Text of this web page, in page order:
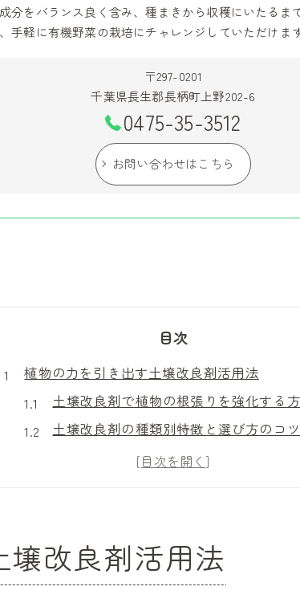
分をバランス良く含み、種まきから収穫にいたる
手軽に有機野菜の栽培にチャレンジしていただけます
〒297-0201
千葉県長生郡長柄町上野202-6
0475-35-3512
お問い合わせはこちら
目次
植物の力を引き出す土壌改良剤活用法
土壌改良剤で植物の根張りを強化する
土壌改良剤の種類別特徴と選び方のコツ
土壌改良剤と植物生育の関係を徹底解説
ホームセンターで選ぶ土壌改良剤活用
初心者も安心の土壌改良剤選び術
おすすめの土壌改良剤と選定ポイント紹
改良剤活用法